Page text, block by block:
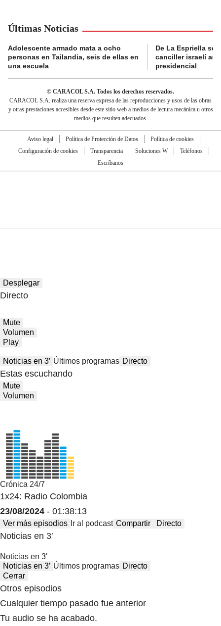
Últimas Noticias
Adolescente armado mata a ocho
personas en Tailandia, seis de ellas en
una escuela
De La Espriella se
canciller israelí
presidencial
© CARACOL S.A. Todos los derechos reservados.
CARACOL S.A. realiza una reserva expresa de las reproducciones y usos de las obras
y otras prestaciones accesibles desde este sitio web a medios de lectura mecánica u otros
medios que resulten adecuados.
Aviso legal Política de Protección de Datos
Política de cookies
Configuración de cookies
Transparencia Soluciones W
Teléfonos
Escríbanos
Desplegar
Directo
Mute
Volumen
Play
Noticias en 3′ Últimos programas Directo
Estas escuchando
Mute
Volumen
Crónica 24/7
1x24: Radio Colombia
23/08/2024 - 01:38:13
Ver más episodios Ir al podcast Compartir Directo
Noticias en 3′
Noticias en 3′
Noticias en 3′ Últimos programas Directo
Cerrar
Otros episodios
Cualquier tiempo pasado fue anterior
Tu audio se ha acabado.